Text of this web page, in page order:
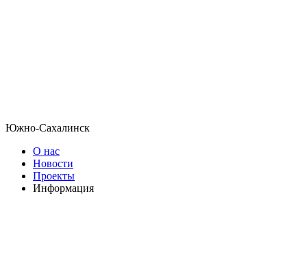
Южно-Сахалинск
О нас
Новости
Проекты
Информация